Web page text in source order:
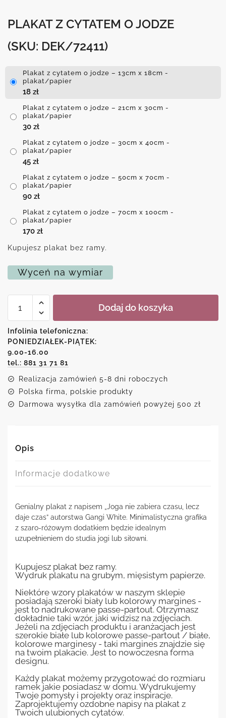
PLAKAT Z CYTATEM O JODZE
(SKU: DEK/72411)
Plakat z cytatem o jodze – 13cm x 18cm -
plakat/papier
18 zł
Plakat z cytatem o jodze – 21cm x 30cm -
plakat/papier
30 zł
Plakat z cytatem o jodze – 30cm x 40cm -
plakat/papier
45 zł
Plakat z cytatem o jodze – 50cm x 70cm -
plakat/papier
90 zł
Plakat z cytatem o jodze – 70cm x 100cm -
plakat/papier
170 zł
Kupujesz plakat bez ramy.
Wyceń na wymiar
Plakat
o
jodze
Dodaj do koszyka
Infolinia telefoniczna:
PONIEDZIAŁEK-PIĄTEK:
9.00-16.00
tel.: 881 31 71 81
Realizacja zamówień 5-8 dni roboczych
Polska firma, polskie produkty
Darmowa wysyłka dla zamówień powyżej 500 zł
Opis
Informacje dodatkowe
Genialny plakat z napisem „Joga nie zabiera czasu, lecz
daje czas” autorstwa Gangi White. Minimalistyczna grafika
z szaro-różowym dodatkiem będzie idealnym
uzupełnieniem do studia jogi lub siłowni.
Kupujesz plakat bez ramy.
Wydruk plakatu na grubym, mięsistym papierze.
Niektóre wzory plakatów w naszym sklepie
posiadają szeroki biały lub kolorowy margines -
jest to nadrukowane passe-partout. Otrzymasz
dokładnie taki wzór, jaki widzisz na zdjęciach.
Jeżeli na zdjęciach produktu i aranżacjach jest
szerokie białe lub kolorowe passe-partout / białe,
kolorowe marginesy - taki margines znajdzie się
na twoim plakacie. Jest to nowoczesna forma
designu.
Każdy plakat możemy przygotować do rozmiaru
ramek jakie posiadasz w domu. Wydrukujemy
Twoje pomysły i projekty oraz inspiracje.
Zaprojektujemy ozdobne napisy na plakat z
Twoich ulubionych cytatów.